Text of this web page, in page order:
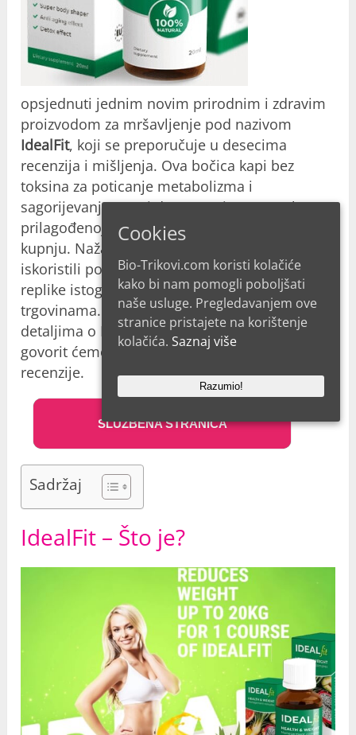
opsjednuti jednim novim prirodnim i zdravim
proizvodom za mršavljenje pod nazivom
IdealFit, koji se preporučuje u desecima
recenzija i mišljenja. Ova bočica kapi bez
toksina za poticanje metabolizma i
sagorijevanje masti dostupna je na posebno
prilagođenoj službenoj web platformi za
kupnju. Nažalost, neki prevaranti su već
iskoristili popularnost rješenja i proširili lažne
replike istog imena u ljekarnama i drugim
trgovinama. O ovome i mnogim drugim
detaljima o IdealFit masti za mršavljenje,
govorit ćemo u sljedećim retcima ove
recenzije.
SLUŽBENA STRANICA
Sadržaj
IdealFit – Što je?
Cookies
Bio-Trikovi.com koristi kolačiće
kako bi nam pomogli poboljšati
naše usluge. Pregledavanjem ove
stranice pristajete na korištenje
kolačića. Saznaj više
Razumio!